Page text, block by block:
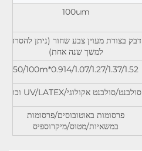
100um
דבק בצורת מעוין צבע שחור (ניתן להסרה
למשך שנה אחת)
0.914/1.07/1.27/1.37/1.52*50/100m
סולבנט/סולבנט אקולוגי/UV/LATEX וכו'
פרסומות באוטובוסים/פרסומות
במשאיות/מטוס/מיקרוספיס